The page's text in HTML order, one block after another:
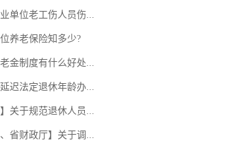
单位老工伤人员伤...
养老保险知多少?
金制度有什么好处...
迟法定退休年龄办...
】关于规范退休人员...
、省财政厅】关于调...